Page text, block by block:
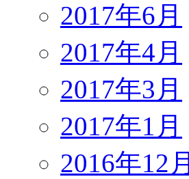
2017年6月
2017年4月
2017年3月
2017年1月
2016年12月